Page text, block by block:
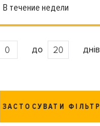
В течение недели
до днів
ЗАСТОСУВАТИ ФІЛЬТР